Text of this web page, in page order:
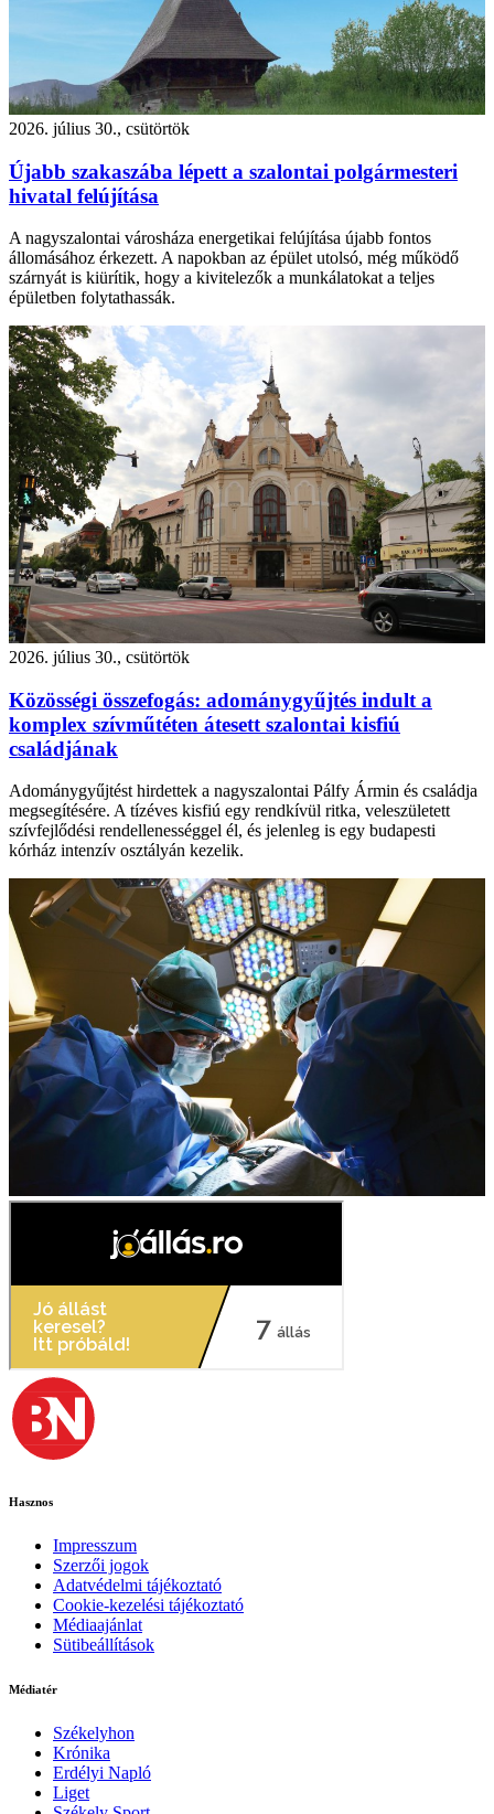
2026. július 30., csütörtök
Újabb szakaszába lépett a szalontai polgármesteri
hivatal felújítása
A nagyszalontai városháza energetikai felújítása újabb fontos
állomásához érkezett. A napokban az épület utolsó, még működő
szárnyát is kiürítik, hogy a kivitelezők a munkálatokat a teljes
épületben folytathassák.
2026. július 30., csütörtök
Közösségi összefogás: adománygyűjtés indult a
komplex szívműtéten átesett szalontai kisfiú
családjának
Adománygyűjtést hirdettek a nagyszalontai Pálfy Ármin és családja
megsegítésére. A tízéves kisfiú egy rendkívül ritka, veleszületett
szívfejlődési rendellenességgel él, és jelenleg is egy budapesti
kórház intenzív osztályán kezelik.
Hasznos
Impresszum
Szerzői jogok
Adatvédelmi tájékoztató
Cookie-kezelési tájékoztató
Médiaajánlat
Sütibeállítások
Médiatér
Székelyhon
Krónika
Erdélyi Napló
Liget